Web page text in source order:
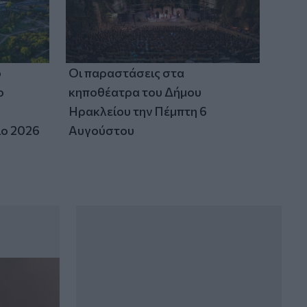
2026
Οι παραστάσεις στα
κηποθέατρα του Δήμου
Ηρακλείου την Πέμπτη 6
Αυγούστου